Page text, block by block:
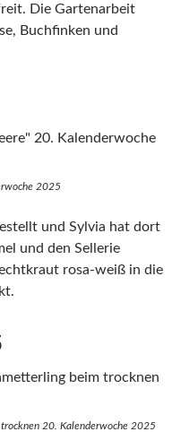
Die Gartenarbeit
Buchfinken und
2025
und Sylvia hat dort
und den Sellerie
rosa-weiß in die
20. Kalenderwoche 2025